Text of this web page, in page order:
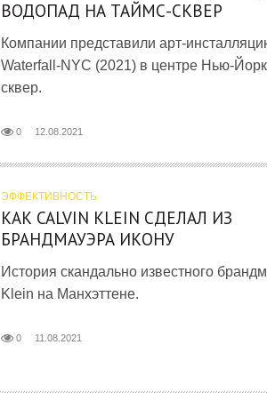
ВОДОПАД НА ТАЙМС-СКВЕР
Компании представили арт-
Waterfall-NYC (2021) в центре Нью-
сквер.
0 12.08.2021
ЭФФЕКТИВНОСТЬ
КАК CALVIN KLEIN СДЕЛАЛ ИЗ
БРАНДМАУЭРА ИКОНУ
История скандально известного
Klein на Манхэттене.
0 11.08.2021